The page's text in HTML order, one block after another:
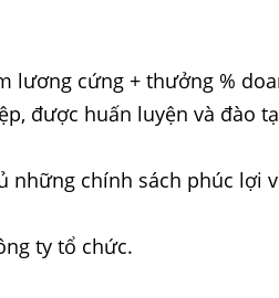
lương cứng + thưởng %
được huấn luyện và đào
chính sách phúc lợi
ty tổ chức.